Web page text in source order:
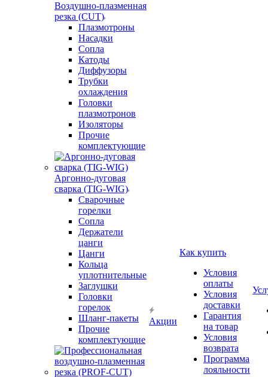
Воздушно-плазменная
резка (CUT)
Плазмотроны
Насадки
Сопла
Катоды
Диффузоры
Трубки
охлаждения
Головки
плазмотронов
Изоляторы
Прочие
комплектующие
Аргонно-дуговая
сварка (TIG-WIG)
Сварочные
горелки
Сопла
Держатели
цанги
Цанги
Кольца
уплотнительные
Заглушки
Головки
горелок
Шланг-пакеты
Прочие
комплектующие
Акции
Как купить
Условия
оплаты
Условия
доставки
Гарантия
на товар
Условия
возврата
Программа
лояльности